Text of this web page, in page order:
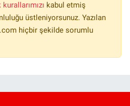
kabul etmiş
üstleniyorsunuz. Yazılan
hiçbir şekilde sorumlu